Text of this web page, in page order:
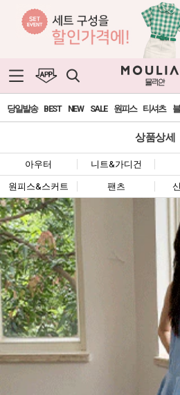
당일발송 BEST NEW SALE 원피스 티셔츠
상품상세
아우터 니트&가디건
원피스&스커트 팬츠